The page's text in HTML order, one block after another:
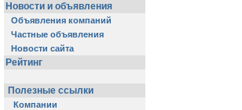
Новости и объявления
Объявления компаний
Частные объявления
Новости сайта
Рейтинг
Полезные ссылки
Компании